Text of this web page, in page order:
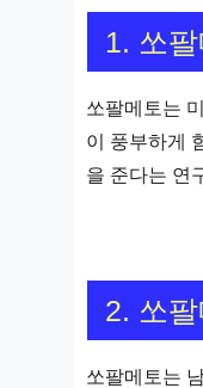
1. 쏘
쏘팔메토는
이 풍부하게
을 준다는 연
2. 쏘
쏘팔메토는